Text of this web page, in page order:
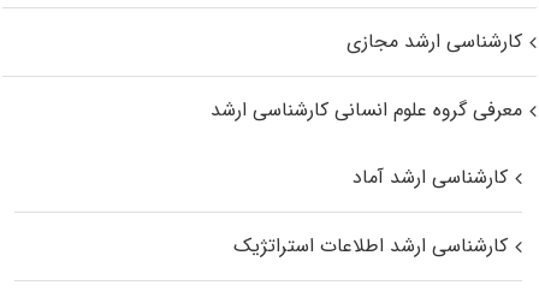
کارشناسی ارشد مجازی
معرفی گروه علوم انسانی کارشناسی ارشد
کارشناسی ارشد آماد
کارشناسی ارشد اطلاعات استراتژیک